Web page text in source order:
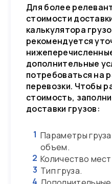
Для более
стоимости
калькулятора
рекомендуется
дополнительные
потребоваться на
перевозки. Чтобы
стоимость,
доставки грузов:
1 Параметры
объем.
2 Количество
3 Тип груза.
4